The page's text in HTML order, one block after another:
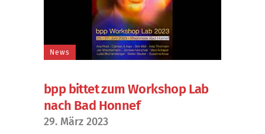
News
bpp bittet zum Workshop Lab
nach Bad Honnef
29. März 2023